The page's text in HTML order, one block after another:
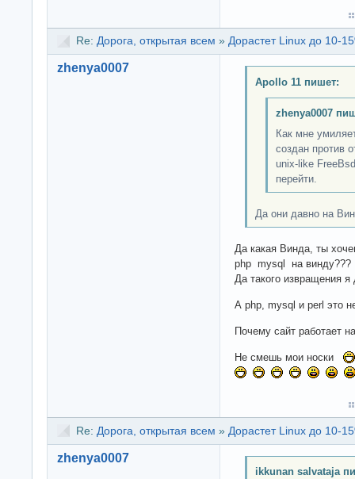
Re: Дорога, открытая всем » Дорастет Linux до 10-
zhenya0007
Apollo 11 пишет:
zhenya0007
Как мне
создан против
unix-like
перейти.
Да они давно на
Да какая Винда, ты
php mysql на винду???
Да такого извращения
А php, mysql и perl это
Почему сайт работает
Не смешь мои носки
Re: Дорога, открытая всем » Дорастет Linux до 10-
zhenya0007
ikkunan salvataja